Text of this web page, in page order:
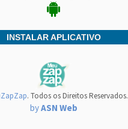
INSTALAR APLICATIVO
. Todos os Direitos Reservados.
byASN Web